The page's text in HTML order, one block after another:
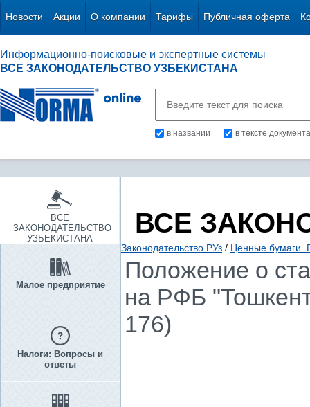
Новости Акции О компании Тарифы Публичная оферта
Информационно-поисковые и экспертные системы
ВСЕ ЗАКОНОДАТЕЛЬСТВО УЗБЕКИСТАНА
в названии в тексте документа
ВСЕ
ЗАКОНОДАТЕЛЬСТВО
УЗБЕКИСТАНА
Малое предприятие
Налоги: Вопросы и
ответы
ВСЕ
Законодательство РУз / Ценные бумаги.
Положение о
на РФБ
176)